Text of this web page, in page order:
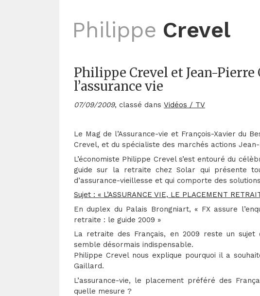
Philippe Crevel
Philippe Crevel et Jean-
l’assurance vie
07/09/2009, classé dans Vidéos / TV
Le Mag de l’Assurance-vie et François-Xavier du
Crevel, et du spécialiste des marchés actions
L’économiste Philippe Crevel s’est entouré du
guide sur la retraite chez Solar qui présente
d’assurance-vieillesse et qui comporte des
Sujet : « L’ASSURANCE VIE, LE PLACEMENT
En duplex du Palais Brongniart, « FX assure
retraite : le guide 2009 »
La retraite des Français, en 2009 reste un sujet
semble désormais indispensable.
Philippe Crevel nous explique pourquoi il a
Gaillard.
L’assurance-vie, le placement préféré des
quelle mesure ?